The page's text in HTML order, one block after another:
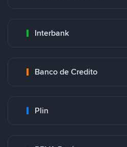
Interbank
Banco de Credito
Plin